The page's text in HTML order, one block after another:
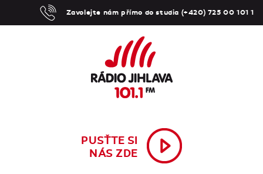
Zavolejte nám přímo do studia (+420) 725 00 101 1
PUSŤTE SI
NÁS ZDE